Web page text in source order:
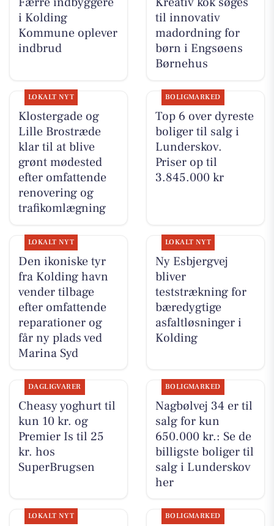
i Kolding
Kommune oplever
indbrud
til innovativ
madordning for
børn i Engsøens
Børnehus
LOKALT NYT
Klostergade og
Lille Brostræde
klar til at blive
grønt mødested
efter omfattende
renovering og
trafikomlægning
BOLIGMARKED
Top 6 over dyreste
boliger til salg i
Lunderskov.
Priser op til
3.845.000 kr
LOKALT NYT
Den ikoniske tyr
fra Kolding havn
vender tilbage
efter omfattende
reparationer og
får ny plads ved
Marina Syd
LOKALT NYT
Ny Esbjergvej
bliver
teststrækning for
bæredygtige
asfaltløsninger i
Kolding
DAGLIGVARER
Cheasy yoghurt til
kun 10 kr. og
Premier Is til 25
kr. hos
SuperBrugsen
BOLIGMARKED
Nagbølvej 34 er til
salg for kun
650.000 kr.: Se de
billigste boliger til
salg i Lunderskov
her
LOKALT NYT BOLIGMARKED